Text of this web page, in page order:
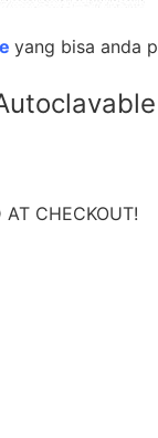
yang bisa anda
AT CHECKOUT!